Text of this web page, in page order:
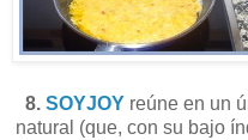
8. SOYJOY reúne en un
natural (que, con su bajo